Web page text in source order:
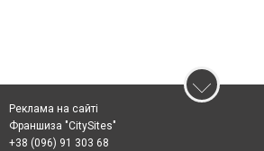
Реклама на сайті
Франшиза "CitySites"
+38 (096) 91 303 68